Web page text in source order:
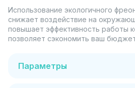
Использование экологичного
снижает воздействие на
повышает эффективность работы
позволяет сэкономить ваш
Параметры